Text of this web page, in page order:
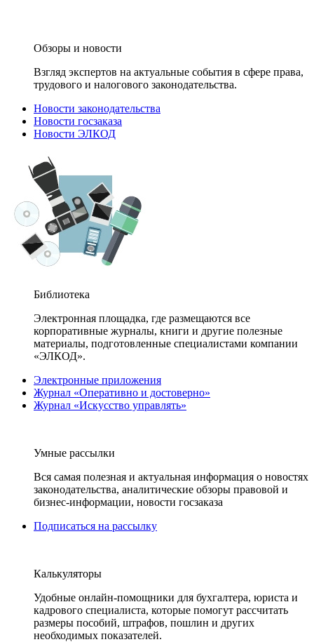
Обзоры и новости
Взгляд экспертов на актуальные события в сфере права,
трудового и налогового законодательства.
Новости законодательства
Новости госзаказа
Новости ЭЛКОД
Библиотека
Электронная площадка, где размещаются все
корпоративные журналы, книги и другие полезные
материалы, подготовленные специалистами компании
«ЭЛКОД».
Электронные приложения
Журнал «Оперативно и достоверно»
Журнал «Искусство управлять»
Умные рассылки
Вся самая полезная и актуальная информация о новостях
законодательства, аналитические обзоры правовой и
бизнес-информации, новости госзаказа
Подписаться на рассылку
Калькуляторы
Удобные онлайн-помощники для бухгалтера, юриста и
кадрового специалиста, которые помогут рассчитать
размеры пособий, штрафов, пошлин и других
необходимых показателей.